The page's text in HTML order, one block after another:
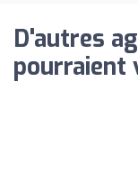
D'autres
pourraient